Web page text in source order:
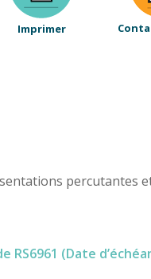
Imprimer
percutantes
(Date